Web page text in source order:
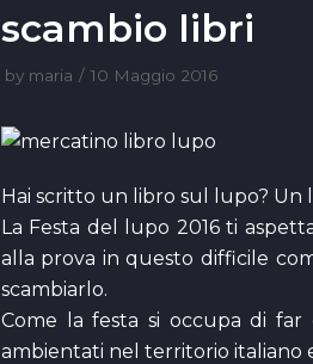
scambio libri
by maria 10 Maggio 2016
Hai scritto un libro sul lupo? Un
La Festa del lupo 2016 ti
alla prova in questo difficile
scambiarlo.
Come la festa si occupa di far
ambientati nel territorio italiano